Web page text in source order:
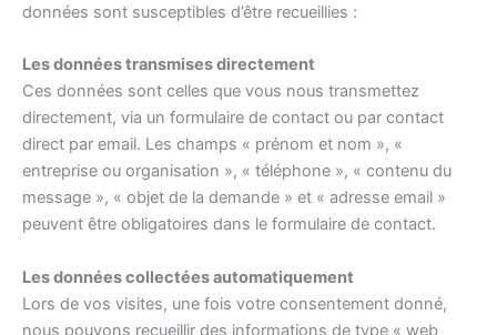
données sont susceptibles d’être recueillies :
Les données transmises directement
Ces données sont celles que vous nous transmettez
directement, via un formulaire de contact ou par contact
direct par email. Les champs « prénom et nom », «
entreprise ou organisation », « téléphone », « contenu du
message », « objet de la demande » et « adresse email »
peuvent être obligatoires dans le formulaire de contact.
Les données collectées automatiquement
Lors de vos visites, une fois votre consentement donné,
nous pouvons recueillir des informations de type « web